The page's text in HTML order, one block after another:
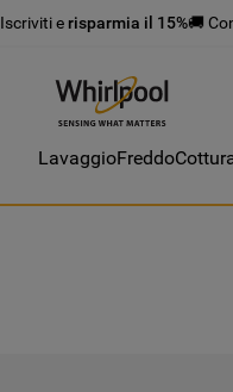
Iscriviti e risparmia il 15%🚚
LavaggioFreddo